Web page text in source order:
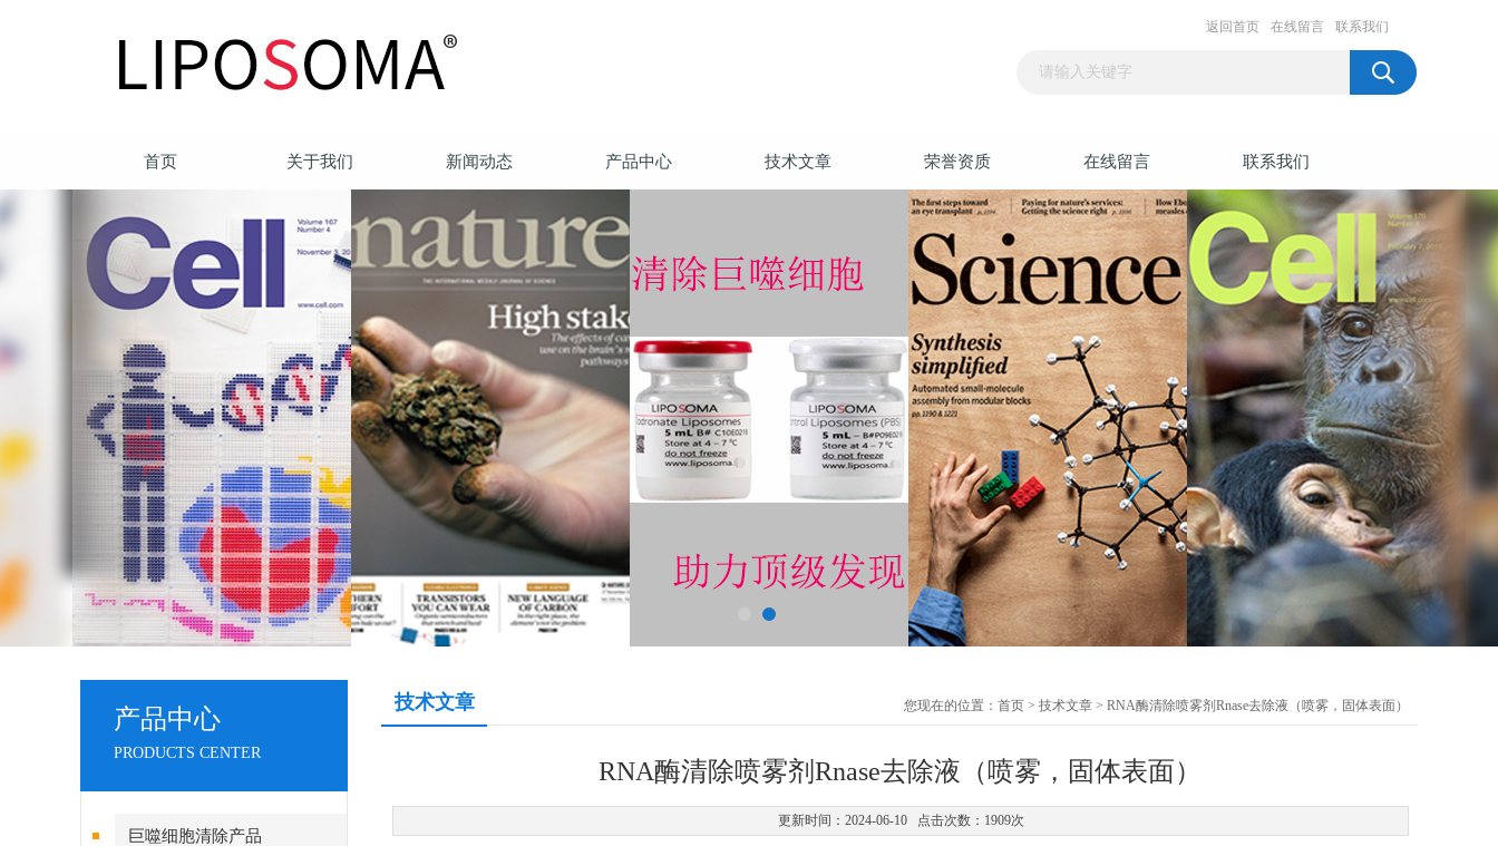
返回首页 在线留言 联系我们
首页 关于我们 新闻动态 产品中心 技术文章 荣誉资质 在线留言 联系我们
产品中心
PRODUCTS CENTER
巨噬细胞清除产品
技术文章 您现在的位置： 首页 > 技术文章 > RNA酶清除喷雾剂Rnase去除液（喷雾，固体表面）
RNA酶清除喷雾剂Rnase去除液（喷雾，固体表面）
更新时间：2024-06-10 点击次数：1909次